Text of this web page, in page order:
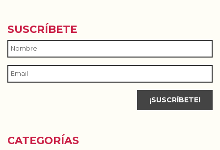
SUSCRÍBETE
CATEGORÍAS